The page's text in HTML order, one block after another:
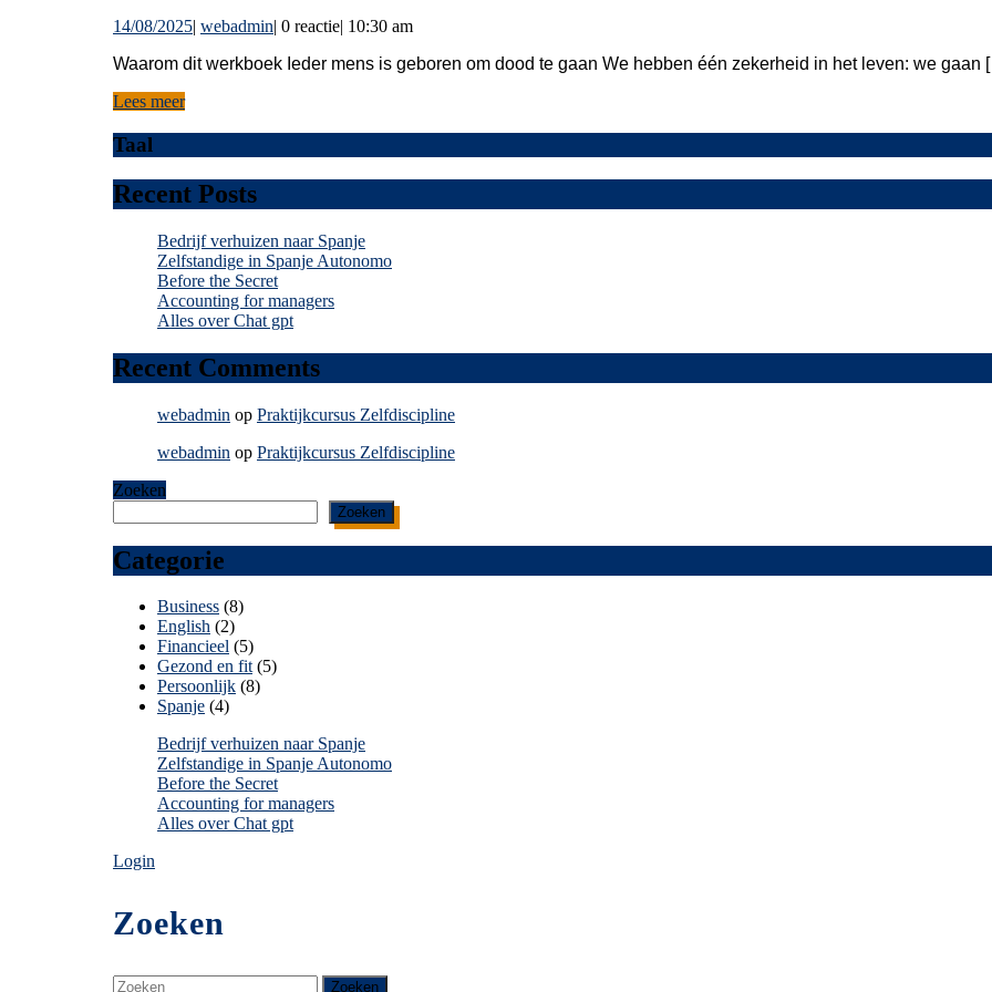
na
dood
14/08/202514/08/2025
| webadminwebadmin
| 0 reactie| 10:30 am
Waarom dit werkboek Ieder mens is geboren om dood te gaan We hebben één zekerheid in het leven: we gaan
Lees meerLees
Taal
Recent Posts
Bedrijf verhuizen naar Spanje
Zelfstandige in Spanje Autonomo
Before the Secret
Accounting for managers
Alles over Chat gpt
Recent Comments
webadmin op Praktijkcursus Zelfdiscipline
webadmin op Praktijkcursus Zelfdiscipline
Zoeken
Zoeken
Categorie
Business (8)
English (2)
Financieel (5)
Gezond en fit(5)
Persoonlijk (8)
Spanje (4)
Bedrijf verhuizen naar Spanje
Zelfstandige in Spanje Autonomo
Before the Secret
Accounting for managers
Alles over Chat gpt
Login
Zoeken
Zoek